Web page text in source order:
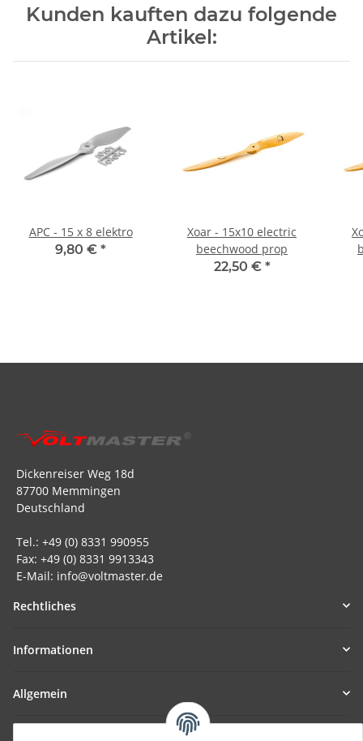
Kunden kauften dazu folgende
Artikel:
APC - 15 x 8 elektro
9,80 € *
Xoar - 15x10 electric
beechwood prop
22,50 € *
Dickenreiser Weg 18d
87700 Memmingen
Deutschland
Tel.: +49 (0) 8331 990955
Fax: +49 (0) 8331 9913343
E-Mail: info@voltmaster.de
Rechtliches
Informationen
Allgemein